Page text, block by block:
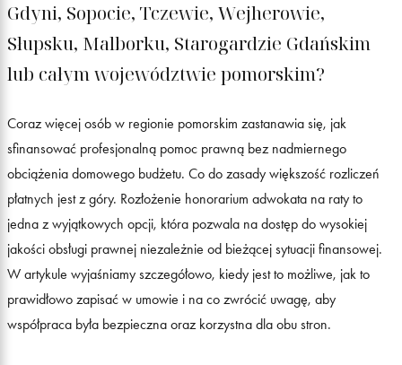
Gdyni, Sopocie, Tczewie, Wejherowie,
Słupsku, Malborku, Starogardzie Gdańskim
lub całym województwie pomorskim?
Coraz więcej osób w regionie pomorskim zastanawia się, jak
sfinansować profesjonalną pomoc prawną bez nadmiernego
obciążenia domowego budżetu. Co do zasady większość rozliczeń
płatnych jest z góry. Rozłożenie honorarium adwokata na raty to
jedna z wyjątkowych opcji, która pozwala na dostęp do wysokiej
jakości obsługi prawnej niezależnie od bieżącej sytuacji finansowej.
W artykule wyjaśniamy szczegółowo, kiedy jest to możliwe, jak to
prawidłowo zapisać w umowie i na co zwrócić uwagę, aby
współpraca była bezpieczna oraz korzystna dla obu stron.